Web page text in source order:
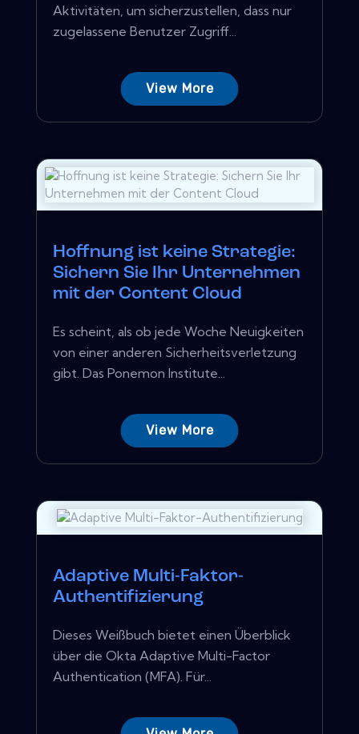
Aktivitäten, um sicherzustellen, dass nur
zugelassene Benutzer Zugriff...
View More
Hoffnung ist keine Strategie:
Sichern Sie Ihr Unternehmen
mit der Content Cloud
Es scheint, als ob jede Woche Neuigkeiten
von einer anderen Sicherheitsverletzung
gibt. Das Ponemon Institute...
View More
Adaptive Multi-Faktor-
Authentifizierung
Dieses Weißbuch bietet einen Überblick
über die Okta Adaptive Multi-Factor
Authentication (MFA). Für...